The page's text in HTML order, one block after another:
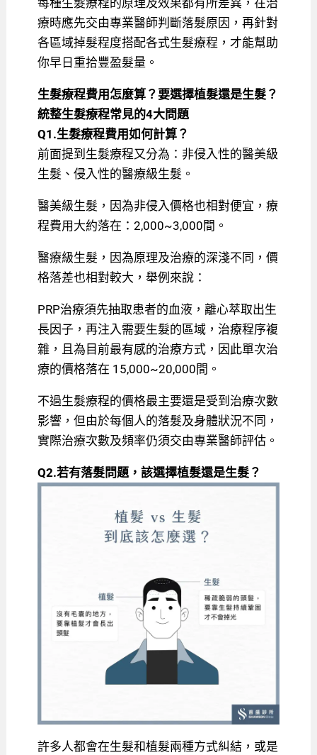
療時應先交由專業醫師判斷落髮原因，再針對
各區域掉髮程度搭配各式生髮療程，才能幫助
你早日重拾豐盈髮量。
生髮療程費用怎麼算？要選擇植髮還是生髮？
統整生髮療程常見的4大問題
Q1.生髮療程費用如何計算？
前面提到生髮療程又分為：非侵入性的醫美級
生髮、侵入性的醫療級生髮。
醫美級生髮，因為非侵入價格也相對便宜，療
程費用大約落在：2,000~3,000間。
醫療級生髮，因為原理及治療的深淺不同，價
格落差也相對較大，舉例來說：
PRP治療須先抽取患者的血液，離心萃取出生
長因子，再注入需要生髮的區域，治療程序複
雜，且為目前最有感的治療方式，因此單次治
療的價格落在 15,000~20,000間。
不過生髮療程的價格最主要還是受到治療次數
影響，但由於每個人的落髮及身體狀況不同，
實際治療次數及頻率仍須交由專業醫師評估。
Q2.若有落髮問題，該選擇植髮還是生髮？
許多人都會在生髮和植髮兩種方式糾結，或是